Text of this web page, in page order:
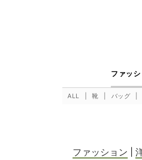
ファッ
ALL 靴 バッグ
ファッション